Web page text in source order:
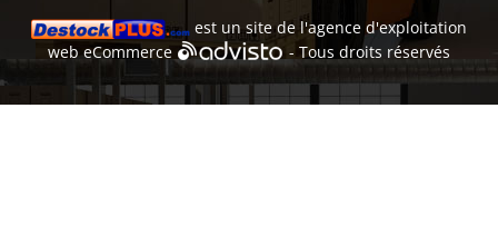
est un site de l'agence d'exploitation
webeCommerce - Tous droits réservés